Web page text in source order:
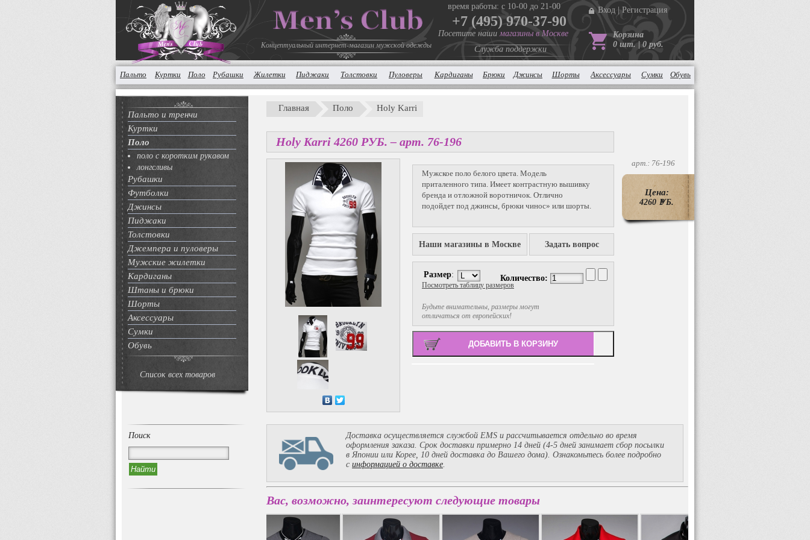
Концептуальный интернет-магазин мужской одежды
время работы: с 10-00 до 21-00
+7 (495) 970-37-90
Посетите наши магазины в Москве
Служба поддержки
Вход Регистрация
Корзина
0 шт. | 0 руб.
Пальто Куртки Поло Рубашки Жилетки Пиджаки Толстовки Пуловеры Кардиганы Брюки Джинсы Шорты Аксессуары Сумки Обувь
Пальто и тренчи
Куртки
Поло
поло с коротким рукавом
лонгсливы
Рубашки
Футболки
Джинсы
Пиджаки
Толстовки
Джемпера и пуловеры
Мужские жилетки
Кардиганы
Штаны и брюки
Шорты
Аксессуары
Сумки
Обувь
Список всех товаров
Поиск
Главная Поло Holy Karri
Holy Karri4260 PУБ. – арт. 76-196
Мужское поло белого цвета. Модель
приталенного типа. Имеет контрастную вышивку
бренда и отложной воротничок. Отлично
подойдет под джинсы, брюки чинос» или шорты.
Наши магазины в Москве Задать вопрос
Размер:
Будьте внимательны, размеры могут
отличаться от европейских!
Посмотреть таблицу размеров
Количество:
арт.: 76-196
Цена:
4260 P
УБ.
Доставка осуществляется службой EMS и рассчитывается отдельно во время
оформления заказа. Срок доставки примерно 14 дней (4-5 дней занимает сбор посылки
в Японии или Корее, 10 дней доставка до Вашего дома). Ознакомьтесь более подробно
с информацией о доставке.
Вас, возможно, заинтересуют следующие товары